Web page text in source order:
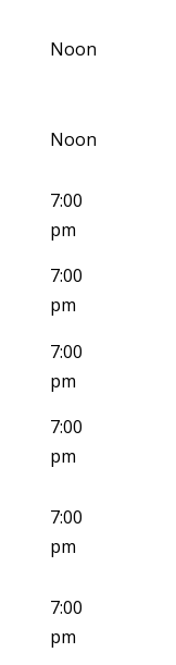
Noon
Noon
7:00
pm
7:00
pm
7:00
pm
7:00
pm
7:00
pm
7:00
pm